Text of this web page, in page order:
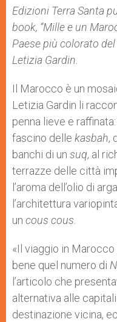
p
p
g
e
r
o
k
r
Edizioni Terra Santa
book, “Mille e un
Paese più colorato
Letizia Gardin.
Il Marocco è un
Letizia Gardin li
penna lieve e
fascino delle kasbah,
banchi di un suq, al
terrazze delle città
l’aroma dell’olio di
l’architettura
un cous cous.
«Il viaggio in Marocco
bene quel numero di
l’articolo che
alternativa alle
destinazione vicina,